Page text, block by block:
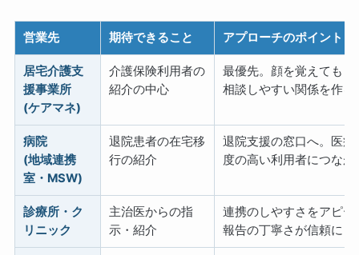
営業先 期待できること アプローチのポイント
居宅介護支
援事業所
(ケアマネ)
介護保険利用者の
紹介の中心
最優先。顔を覚えてもら
相談しやすい関係を作る
病院
(地域連携
室・MSW)
退院患者の在宅移
行の紹介
退院支援の窓口へ。医療
度の高い利用者につなが
診療所・ク
リニック
主治医からの指
示・紹介
連携のしやすさをアピー
報告の丁寧さが信頼に